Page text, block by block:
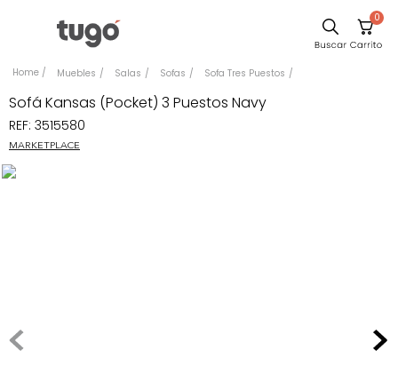
0
Muebles Salas Sofas Sofa Tres Puestos
Sofá Kansas (Pocket) 3 Puestos Navy
REF: 3515580
MARKETPLACE
Comedor
Escritorio
Sillas